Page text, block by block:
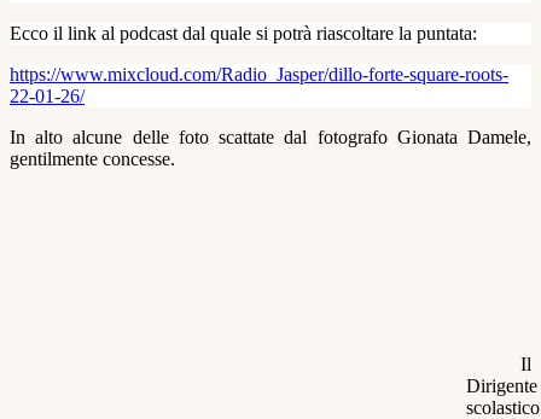
Ecco il link al podcast dal quale si potrà riascoltare la puntata:
https://www.mixcloud.com/Radio_Jasper/dillo-forte-square-roots-
22-01-26/
In alto alcune delle foto scattatedal fotografo Gionata Damele,
gentilmente concesse.
Il
Dirigente
scolastico